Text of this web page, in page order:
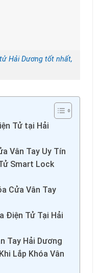
Hải Dương tốt nhất,
Tử tại Hải
Vân Tay Uy Tín
Smart Lock
Cửa Vân Tay
Điện Tử Tại Hải
Tay Hải Dương
Lắp Khóa Vân